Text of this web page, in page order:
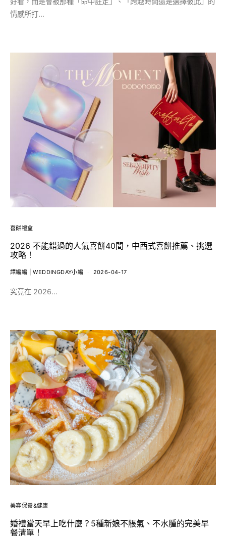
情感所打…
喜餅禮盒
2026 不能錯過的人氣喜餅40間，中西式喜餅推薦、挑選
攻略！
譚編編 | WEDDINGDAY小編 2026-04-17
究竟在 2026…
美容保養&健康
婚禮當天早上吃什麼？5種新娘不脹氣、不水腫的完美早
餐清單！